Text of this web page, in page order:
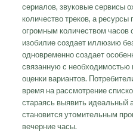
сериалов, звуковые сервисы
количество треков, а
огромным количеством часов
изобилие создает иллюзию
одновременно создает
связанную с необходимостью
оценки вариантов.
время на рассмотрение
стараясь выявить идеальный
становится утомительным
вечерние часы.